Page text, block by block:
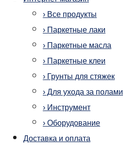
› Все продукты
› Паркетные лаки
› Паркетные масла
› Паркетные клеи
› Грунты для стяжек
› Для ухода за полами
› Инструмент
› Оборудование
Доставка и оплата